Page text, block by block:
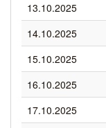
13.10.2025
14.10.2025
15.10.2025
16.10.2025
17.10.2025